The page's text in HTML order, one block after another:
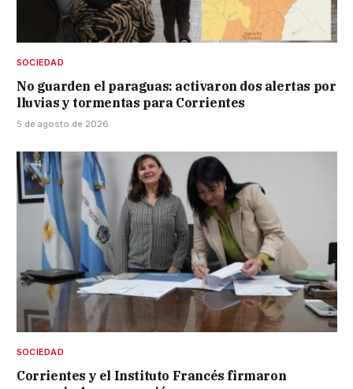
SOCIEDAD
No guarden el paraguas: activaron dos alertas por
lluvias y tormentas para Corrientes
5 de agosto de 2026
SOCIEDAD
Corrientes y el Instituto Francés firmaron